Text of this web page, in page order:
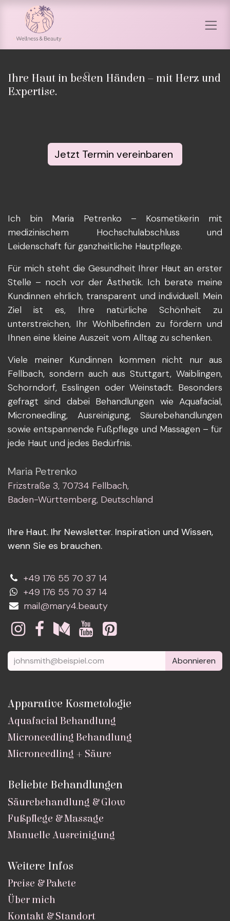
Zum Inhalt springen
Ihre Haut in besten Händen – mit Herz und
Expertise.
Jetzt Termin vereinbaren
Ich bin Maria Petrenko – Kosmetikerin mit
medizinischem Hochschulabschluss und
Leidenschaft für ganzheitliche Hautpflege.
Für mich steht die Gesundheit Ihrer Haut an erster
Stelle – noch vor der Ästhetik. Ich berate meine
Kundinnen ehrlich, transparent und individuell. Mein
Ziel ist es, Ihre natürliche Schönheit zu
unterstreichen, Ihr Wohlbefinden zu fördern und
Ihnen eine kleine Auszeit vom Alltag zu schenken.
Viele meiner Kundinnen kommen nicht nur aus
Fellbach, sondern auch aus Stuttgart, Waiblingen,
Schorndorf, Esslingen oder Weinstadt. Besonders
gefragt sind dabei Behandlungen wie Aquafacial,
Microneedling, Ausreinigung, Säurebehandlungen
sowie entspannende Fußpflege und Massagen – für
jede Haut und jedes Bedürfnis.
Maria Petrenko
Frizstraße 3, 70734 Fellbach,
Baden-Württemberg, Deutschland
Ihre Haut. Ihr Newsletter. Inspiration und Wissen,
wenn Sie es brauchen.
+49 176 55 70 37 14
+49 176 55 70 37 14
mail@mary4.beauty
Abonnieren
Apparative Kosmetologie
Aquafacial Behandlung
Microneedling Behandlung
Microneedling + Säure
Beliebte Behandlungen
Säurebehandlung & Glow
Fußpflege & Massage
Manuelle Ausreinigung
Weitere Infos
Preise & Pakete
Über mich
Kontakt & Standort